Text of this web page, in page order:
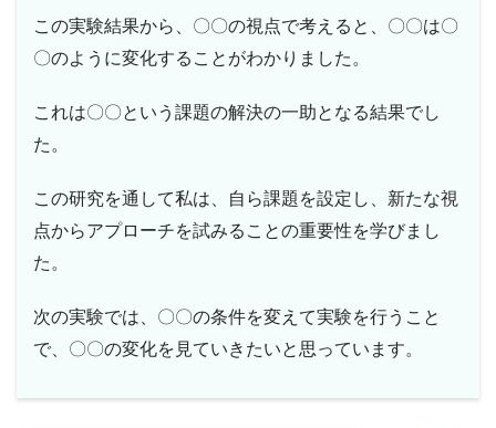
この実験結果から、〇〇の視点で考えると、〇〇は〇
〇のように変化することがわかりました。
これは〇〇という課題の解決の一助となる結果でし
た。
この研究を通して私は、自ら課題を設定し、新たな視
点からアプローチを試みることの重要性を学びまし
た。
次の実験では、〇〇の条件を変えて実験を行うこと
で、〇〇の変化を見ていきたいと思っています。